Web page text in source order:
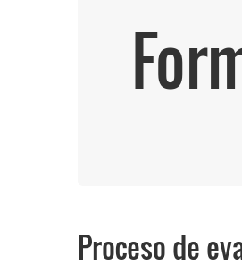
Proceso de